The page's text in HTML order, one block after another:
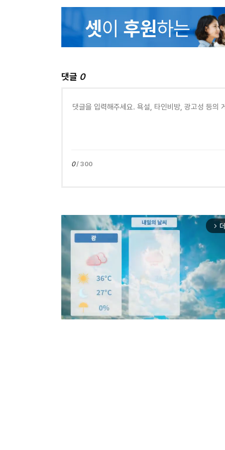
댓글 0
0/ 300
arrow_forward_ios